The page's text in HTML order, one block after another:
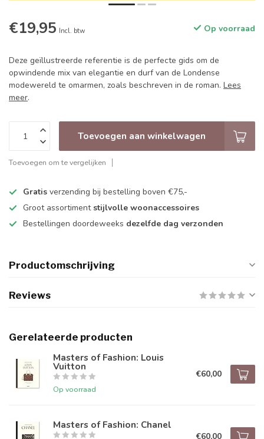
€19,95 Incl. btw Op voorraad
Deze geïllustreerde referentie is de perfecte gids om de
opwindende mix van elegantie en durf van de Londense
modewereld te omarmen, zoals beschreven in de roman. Lees
meer.
Toevoegen aan winkelwagen
Toevoegen om te vergelijken
Gratis verzending bij bestelling boven €75,-
Groot assortiment stijlvolle woonaccessoires
Bestellingen doordeweeks dezelfde dag verzonden
Productomschrijving
Reviews
Gerelateerde producten
Masters of Fashion: Louis
Vuitton
Op voorraad
€60,00
Masters of Fashion: Chanel
€60,00